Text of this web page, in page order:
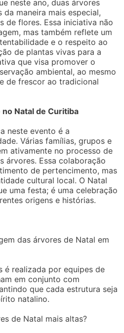
neste ano, duas árvores
da maneira mais especial,
de flores. Essa iniciativa não
mas também reflete um
e o respeito ao
de plantas vivas para a
que visa promover o
ambiental, ao mesmo
de frescor ao tradicional
no Natal de Curitiba
neste evento é a
Várias famílias, grupos e
ativamente no processo de
árvores. Essa colaboração
de pertencimento, mas
cultural local. O Natal
uma festa; é uma celebração
origens e histórias.
das árvores de Natal em
é realizada por equipes de
em conjunto com
que cada estrutura seja
natalino.
de Natal mais altas?